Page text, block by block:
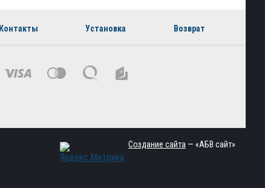
Контакты Установка Возврат
Создание сайта — «АБВ сайт»